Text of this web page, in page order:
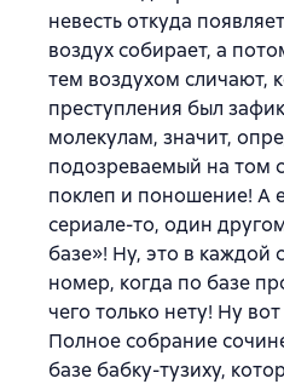
невесть откуда
воздух собирает, а
тем воздухом сличают,
преступления был
молекулам, значит,
подозреваемый на том
поклеп и поношение! А
сериале-то, один
базе»! Ну, это в каждой
номер, когда по базе
чего только нету! Ну
Полное собрание
базе бабку-тузиху,